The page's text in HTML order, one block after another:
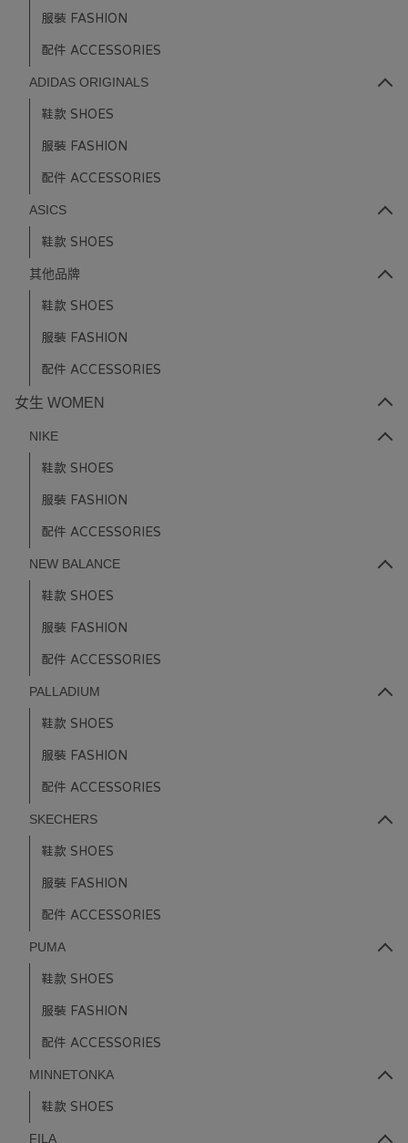
服裝 FASHION
配件 ACCESSORIES
ADIDAS ORIGINALS
鞋款 SHOES
服裝 FASHION
配件 ACCESSORIES
ASICS
鞋款 SHOES
其他品牌
鞋款 SHOES
服裝 FASHION
配件 ACCESSORIES
女生 WOMEN
NIKE
鞋款 SHOES
服裝 FASHION
配件 ACCESSORIES
NEW BALANCE
鞋款 SHOES
服裝 FASHION
配件 ACCESSORIES
PALLADIUM
鞋款 SHOES
服裝 FASHION
配件 ACCESSORIES
SKECHERS
鞋款 SHOES
服裝 FASHION
配件 ACCESSORIES
PUMA
鞋款 SHOES
服裝 FASHION
配件 ACCESSORIES
MINNETONKA
鞋款 SHOES
FILA